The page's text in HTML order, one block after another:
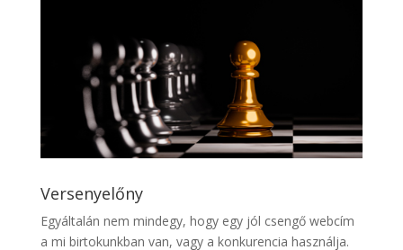
Versenyelőny
Egyáltalán nem mindegy, hogy egy jól csengő webcím
a mi birtokunkban van, vagy a konkurencia használja.